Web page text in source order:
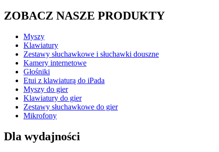
ZOBACZ NASZE PRODUKTY
Myszy
Klawiatury
Zestawy słuchawkowe i słuchawki douszne
Kamery internetowe
Głośniki
Etui z klawiaturą do iPada
Myszy do gier
Klawiatury do gier
Zestawy słuchawkowe do gier
Mikrofony
Dla wydajności